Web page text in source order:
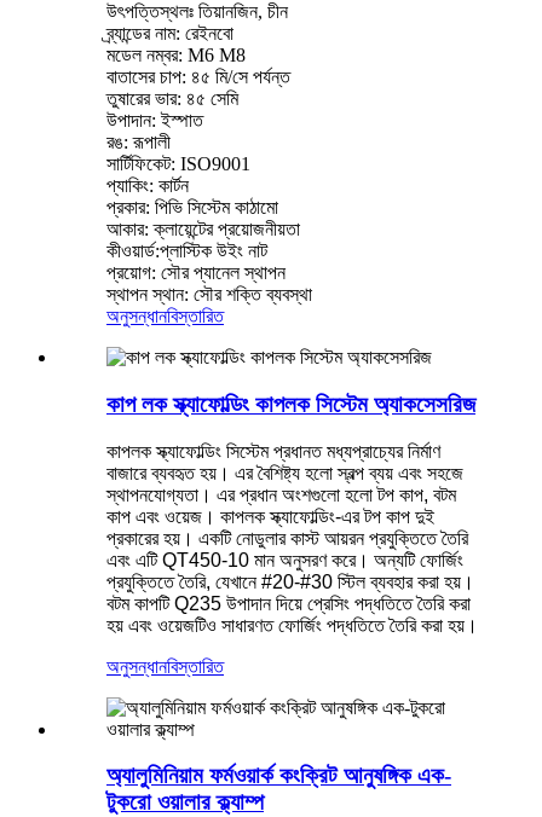
উৎপত্তিস্থলঃ তিয়ানজিন, চীন
ব্র্যান্ডের নাম: রেইনবো
মডেল নম্বর: M6 M8
বাতাসের চাপ: ৪৫ মি/সে পর্যন্ত
তুষারের ভার: ৪৫ সেমি
উপাদান: ইস্পাত
রঙ: রূপালী
সার্টিফিকেট: ISO9001
প্যাকিং: কার্টন
প্রকার: পিভি সিস্টেম কাঠামো
আকার: ক্লায়েন্টের প্রয়োজনীয়তা
কীওয়ার্ড:প্লাস্টিক উইং নাট
প্রয়োগ: সৌর প্যানেল স্থাপন
স্থাপন স্থান: সৌর শক্তি ব্যবস্থা
অনুসন্ধানবিস্তারিত
কাপ লক স্ক্যাফোল্ডিং কাপলক সিস্টেম অ্যাকসেসরিজ
কাপলক স্ক্যাফোল্ডিং সিস্টেম প্রধানত মধ্যপ্রাচ্যের নির্মাণ
বাজারে ব্যবহৃত হয়। এর বৈশিষ্ট্য হলো স্বল্প ব্যয় এবং সহজে
স্থাপনযোগ্যতা। এর প্রধান অংশগুলো হলো টপ কাপ, বটম
কাপ এবং ওয়েজ। কাপলক স্ক্যাফোল্ডিং-এর টপ কাপ দুই
প্রকারের হয়। একটি নোডুলার কাস্ট আয়রন প্রযুক্তিতে তৈরি
এবং এটি QT450-10 মান অনুসরণ করে। অন্যটি ফোর্জিং
প্রযুক্তিতে তৈরি, যেখানে #20-#30 স্টিল ব্যবহার করা হয়।
বটম কাপটি Q235 উপাদান দিয়ে প্রেসিং পদ্ধতিতে তৈরি করা
হয় এবং ওয়েজটিও সাধারণত ফোর্জিং পদ্ধতিতে তৈরি করা হয়।
অনুসন্ধানবিস্তারিত
অ্যালুমিনিয়াম ফর্মওয়ার্ক কংক্রিট আনুষঙ্গিক এক-
টুকরো ওয়ালার ক্ল্যাম্প